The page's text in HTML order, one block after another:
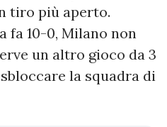
tiro più aperto.
fa 10-0, Milano non
un altro gioco da 3
la squadra di